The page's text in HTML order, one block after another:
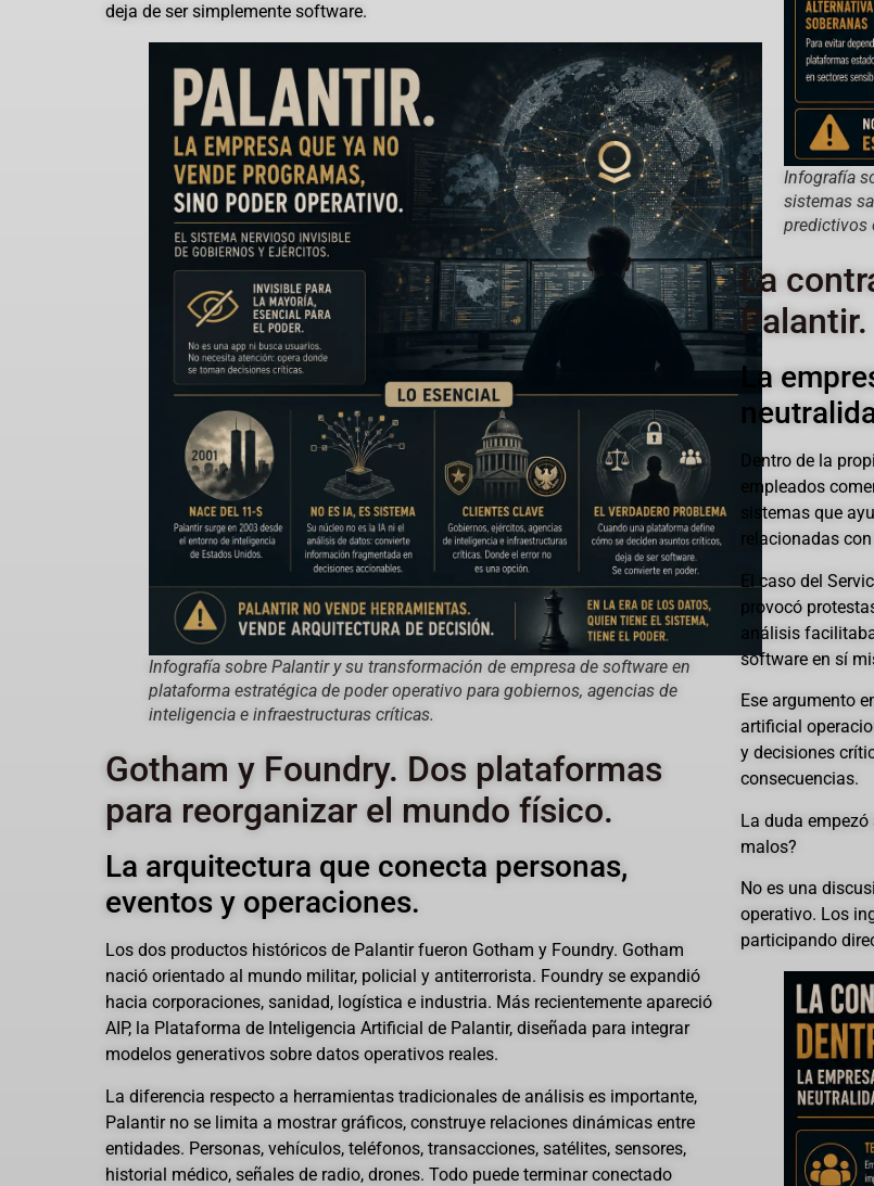
deja de ser simplemente software.
Infografía sobre Palantir y su transformación de empresa de software en
plataforma estratégica de poder operativo para gobiernos, agencias de
inteligencia e infraestructuras críticas.
Gotham y Foundry. Dos plataformas
para reorganizar el mundo físico.
La arquitectura que conecta personas,
eventos y operaciones.
Los dos productos históricos de Palantir fueron Gotham y Foundry. Gotham
nació orientado al mundo militar, policial y antiterrorista. Foundry se expandió
hacia corporaciones, sanidad, logística e industria. Más recientemente apareció
AIP, la Plataforma de Inteligencia Artificial de Palantir, diseñada para integrar
modelos generativos sobre datos operativos reales.
La diferencia respecto a herramientas tradicionales de análisis es importante,
Palantir no se limita a mostrar gráficos, construye relaciones dinámicas entre
entidades. Personas, vehículos, teléfonos, transacciones, satélites, sensores,
historial médico, señales de radio, drones. Todo puede terminar conectado
Infografía
sistemas
predictivos
La
Palantir.
La
Dentro de la
empleados
sistemas que
relacionadas
El caso del
provocó
análisis
software en sí
Ese argumento
artificial
y decisiones
consecuencias.
La duda
malos?
No es una
operativo. Los
participando